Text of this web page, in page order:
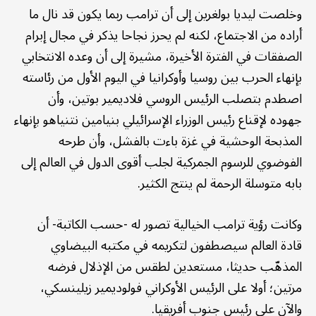
وخلصت ليديا بولغرين إلى أن ترامب ربما يكون قد نال ما
أراده من الاجتماع، لكنه لم يحرز نجاحا يذكر في مجال إبرام
الصفقات في الفترة الأخيرة، مشيرة إلى أن وعده الانتخابي
بإنهاء الحرب بين روسيا وأوكرانيا في اليوم الأول من رئاسته
اصطدم بتصلب الرئيس الروسي فلاديمير بوتين، وأن
جهوده لإقناع رئيس الوزراء الإسرائيلي بنيامين نتنياهو بإنهاء
المذبحة الوحشية في غزة باءت بالفشل، وأن طرحه
الفوضوي للرسوم الجمركية لجلب أقوى الدول في العالم إلى
بابه متوسلة الرحمة لم ينتج الكثير.
وكانت رؤية ترامب الخيالية تصور له -حسب الكاتبة- أن
قادة العالم سيصطفون لتكريمه في مكتبه البيضاوي
المذهّب حديثا، مستعدين لطقس من الإذلال فرضه
مرتين؛ أولا على الرئيس الأوكراني فولوديمير زيلينسكي،
والآن على رئيس جنوب أفريقيا.